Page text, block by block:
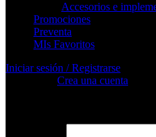
Accesorios e
Promociones
Preventa
MIs Favoritos
Iniciar sesión / Registrarse
Crea una cuenta